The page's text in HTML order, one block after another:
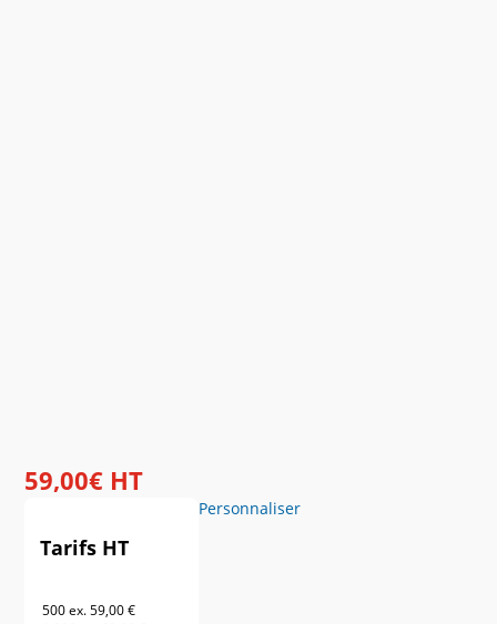
59,00€ HT
Tarifs HT
500 ex.59,00 €
Personnaliser